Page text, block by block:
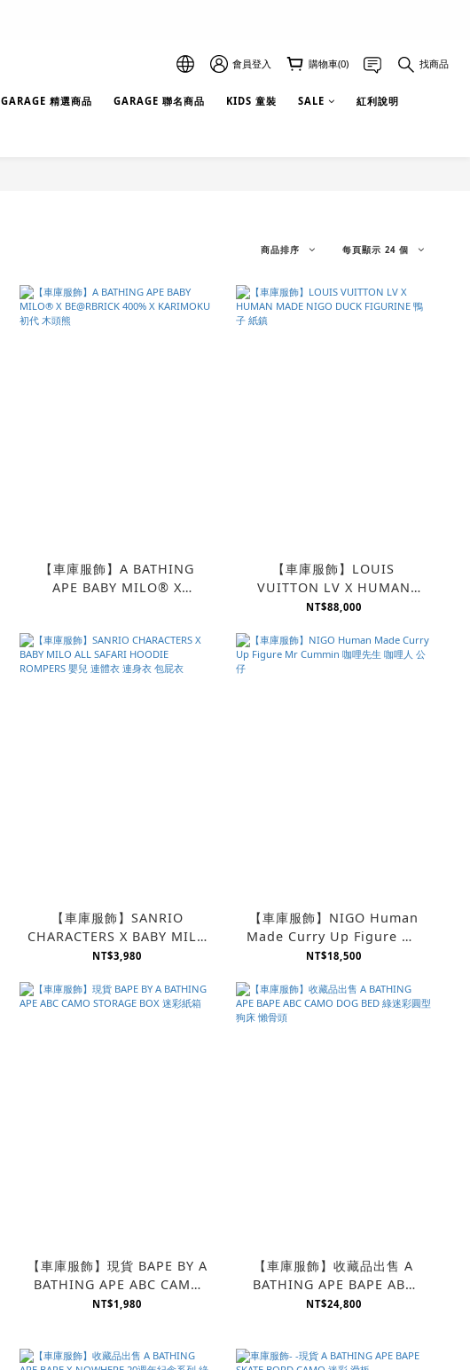
會員登入 購物車(0) 找商品
GARAGE 精選商品 GARAGE 聯名商品 KIDS 童裝 SALE 紅利說明
商品排序 每頁顯示 24 個
【車庫服飾】A BATHING
APE BABY MILO® X
【車庫服飾】LOUIS
VUITTON LV X HUMAN
MADE NIGO DUCK
NT$88,000
【車庫服飾】SANRIO
CHARACTERS X BABY MILO
ALL SAFARI HOODIE
衣 包屁衣
NT$3,980
【車庫服飾】NIGO Human
Made Curry Up Figure Mr
Cummin 咖哩先生 咖哩人 公
NT$18,500
【車庫服飾】現貨 BAPE BY A
BATHING APE ABC CAMO
STORAGE BOX 迷彩紙箱
NT$1,980
【車庫服飾】收藏品出售 A
BATHING APE BAPE ABC
CAMO DOG BED 綠迷彩圓型
NT$24,800